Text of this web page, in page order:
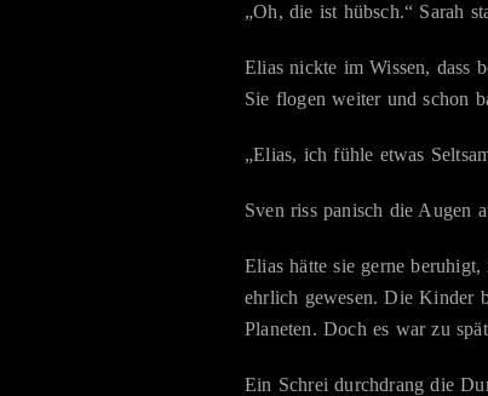
„Oh, die ist hübsch.“ Sarah
Elias nickte im Wissen, dass
Sie flogen weiter und schon
„Elias, ich fühle etwas
Sven riss panisch die Augen
Elias hätte sie gerne
ehrlich gewesen. Die Kinder
Planeten. Doch es war zu
Ein Schrei durchdrang die